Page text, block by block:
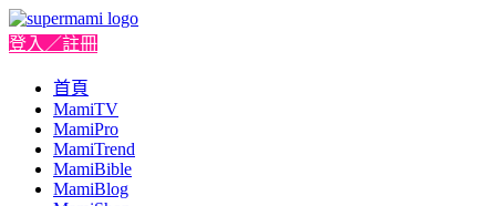
登入／註冊
首頁
MamiTV
MamiPro
MamiTrend
MamiBible
MamiBlog